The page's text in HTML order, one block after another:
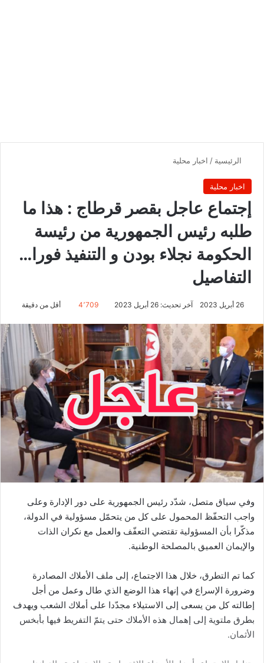
الرئيسية / اخبار محلية
اخبار محلية
إجتماع عاجل بقصر قرطاج : هذا ما
طلبه رئيس الجمهورية من رئيسة
الحكومة نجلاء بودن و التنفيذ فورا…
التفاصيل
26 أبريل 2023 آخر تحديث: 26 أبريل 2023 4٬709 أقل من دقيقة
وفي سياق متصل، شدّد رئيس الجمهورية على دور الإدارة وعلى
واجب التحفّظ المحمول على كل من يتحمّل مسؤولية في الدولة،
مذكّرا بأن المسؤولية تقتضي التعفّف والعمل مع نكران الذات
والإيمان العميق بالمصلحة الوطنية.
كما تم التطرق، خلال هذا الاجتماع، إلى ملف الأملاك المصادرة
وضرورة الإسراع في إنهاء هذا الوضع الذي طال وعمل من أجل
إطالته كل من يسعى إلى الاستيلاء مجدّدا على أملاك الشعب ويهدف
بطرق ملتوية إلى إهمال هذه الأملاك حتى يتمّ التفريط فيها بأبخس
الأثمان.